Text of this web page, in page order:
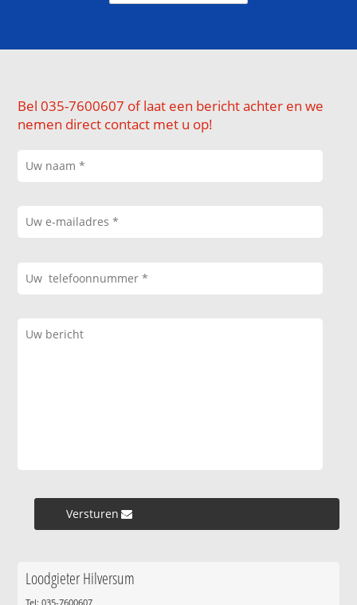
Bel 035-7600607 of laat een bericht achter en we
nemen direct contact met u op!
Versturen »
Loodgieter Hilversum
Tel: 035-7600607